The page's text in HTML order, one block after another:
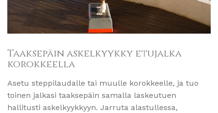
Taaksepäin askelkyykky etujalka
korokkeella
Asetu steppilaudalle tai muulle korokkeelle, ja tuo
toinen jalkasi taaksepäin samalla laskeutuen
hallitusti askelkyykkyyn. Jarruta alastullessa,